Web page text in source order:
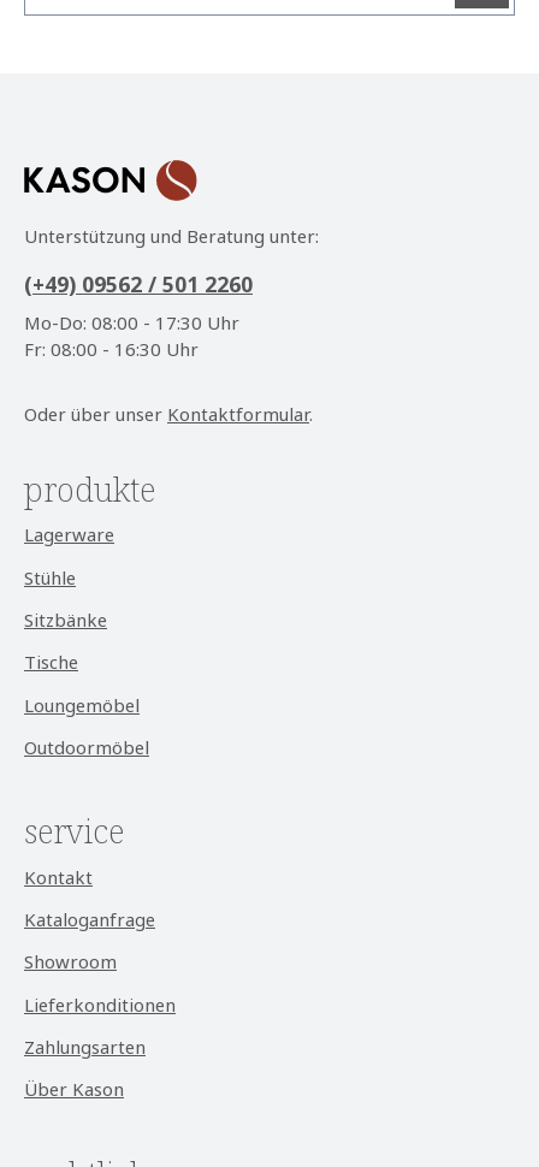
Unterstützung und Beratung unter:
(+49) 09562 / 501 2260
Mo-Do: 08:00 - 17:30 Uhr
Fr: 08:00 - 16:30 Uhr
Oder über unser Kontaktformular.
produkte
Lagerware
Stühle
Sitzbänke
Tische
Loungemöbel
Outdoormöbel
service
Kontakt
Kataloganfrage
Showroom
Lieferkonditionen
Zahlungsarten
Über Kason